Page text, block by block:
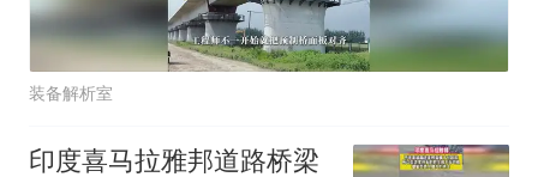
装备解析室
印度喜马拉雅邦道路桥梁